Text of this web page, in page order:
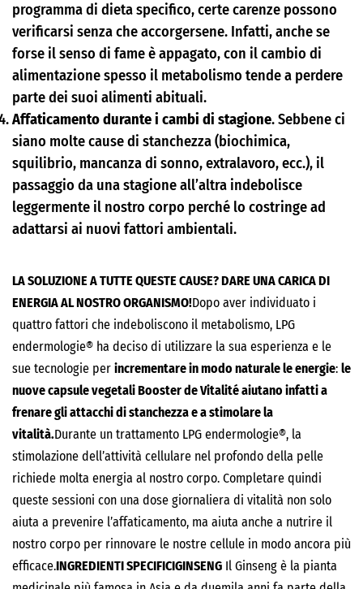
programma di dieta specifico, certe carenze possono
verificarsi senza che accorgersene. Infatti, anche se
forse il senso di fame è appagato, con il cambio di
alimentazione spesso il metabolismo tende a perdere
parte dei suoi alimenti abituali.
Affaticamento durante i cambi di stagione. Sebbene ci
siano molte cause di stanchezza (biochimica,
squilibrio, mancanza di sonno, extralavoro, ecc.), il
passaggio da una stagione all’altra indebolisce
leggermente il nostro corpo perché lo costringe ad
adattarsi ai nuovi fattori ambientali.
LA SOLUZIONE A TUTTE QUESTE CAUSE? DARE UNA CARICA DI
ENERGIA AL NOSTRO ORGANISMO!Dopo aver individuato i
quattro fattori che indeboliscono il metabolismo, LPG
endermologie® ha deciso di utilizzare la sua esperienza e le
sue tecnologie per incrementare in modo naturale le energie: le
nuove capsule vegetali Booster de Vitalité aiutano infatti a
frenare gli attacchi di stanchezza e a stimolare la
vitalità.Durante un trattamento LPG endermologie®, la
stimolazione dell’attività cellulare nel profondo della pelle
richiede molta energia al nostro corpo. Completare quindi
queste sessioni con una dose giornaliera di vitalità non solo
aiuta a prevenire l’affaticamento, ma aiuta anche a nutrire il
nostro corpo per rinnovare le nostre cellule in modo ancora più
efficace.INGREDIENTI SPECIFICIGINSENG Il Ginseng è la pianta